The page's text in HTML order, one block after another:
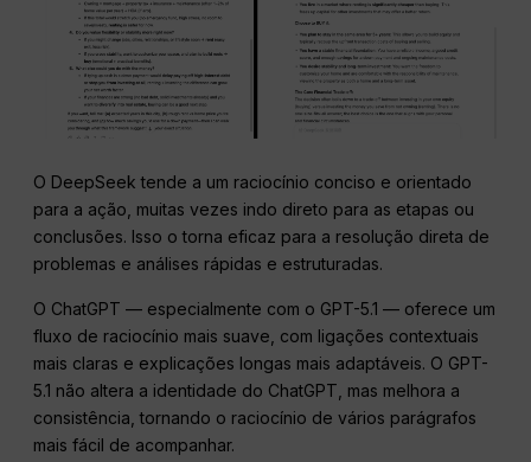
O DeepSeek tende a um raciocínio conciso e orientado
para a ação, muitas vezes indo direto para as etapas ou
conclusões. Isso o torna eficaz para a resolução direta de
problemas e análises rápidas e estruturadas.
O ChatGPT — especialmente com o GPT-5.1 — oferece um
fluxo de raciocínio mais suave, com ligações contextuais
mais claras e explicações longas mais adaptáveis. O GPT-
5.1 não altera a identidade do ChatGPT, mas melhora a
consistência, tornando o raciocínio de vários parágrafos
mais fácil de acompanhar.